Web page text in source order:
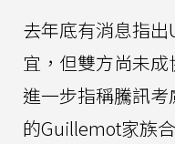
去年底有消息指
宜，但雙方尚未
進一步指稱騰訊
的Guillemot家族